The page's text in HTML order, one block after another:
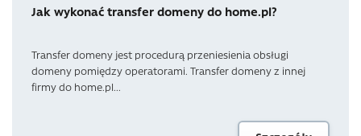
Jak wykonać transfer domeny do home.pl?
Transfer domeny jest procedurą przeniesienia obsługi
domeny pomiędzy operatorami. Transfer domeny z innej
firmy do home.pl...